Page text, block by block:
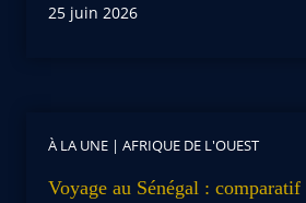
25 juin 2026
À LA UNE | AFRIQUE DE L'OUEST
Voyage au Sénégal :